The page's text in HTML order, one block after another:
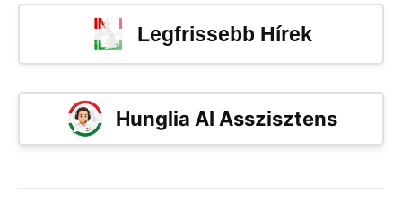
Legfrissebb Hírek
Hunglia AI Asszisztens